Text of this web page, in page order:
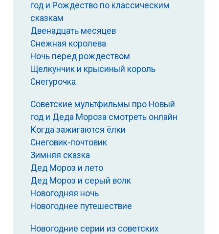
год и Рождество по классическим
сказкам
Двенадцать месяцев
Снежная королева
Ночь перед рождеством
Щелкунчик и крысиный король
Снегурочка
Советские мультфильмы про Новый
год и Деда Мороза смотреть онлайн
Когда зажигаются ёлки
Снеговик-почтовик
Зимняя сказка
Дед Мороз и лето
Дед Мороз и серый волк
Новогодняя ночь
Новогоднее путешествие
Новогодние серии из советских